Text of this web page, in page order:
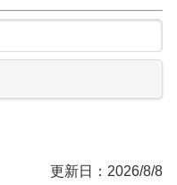
更新日：2026/8/8